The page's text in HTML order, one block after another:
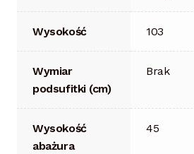
Wysokość 103
Wymiar
podsufitki (cm)
Brak
Wysokość
abażura
45